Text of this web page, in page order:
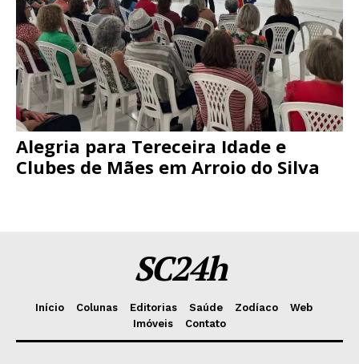
Alegria para Tereceira Idade e
Clubes de Mães em Arroio do Silva
SC24h
Início Colunas Editorias Saúde Zodíaco
Web
Imóveis
Contato